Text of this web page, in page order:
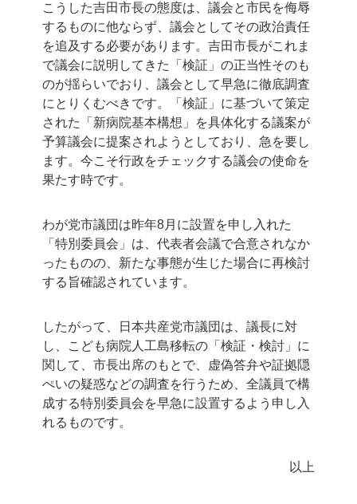
こうした吉田市長の態度は、議会と市民を侮辱
するものに他ならず、議会としてその政治責任
を追及する必要があります。吉田市長がこれま
で議会に説明してきた「検証」の正当性そのも
のが揺らいでおり、議会として早急に徹底調査
にとりくむべきです。「検証」に基づいて策定
された「新病院基本構想」を具体化する議案が
予算議会に提案されようとしており、急を要し
ます。今こそ行政をチェックする議会の使命を
果たす時です。
わが党市議団は昨年8月に設置を申し入れた
「特別委員会」は、代表者会議で合意されなか
ったものの、新たな事態が生じた場合に再検討
する旨確認されています。
したがって、日本共産党市議団は、議長に対
し、こども病院人工島移転の「検証・検討」に
関して、市長出席のもとで、虚偽答弁や証拠隠
ぺいの疑惑などの調査を行うため、全議員で構
成する特別委員会を早急に設置するよう申し入
れるものです。
以上